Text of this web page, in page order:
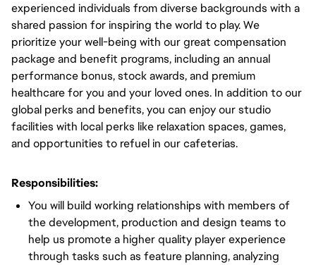
experienced individuals from diverse backgrounds with a
shared passion for inspiring the world to play. We
prioritize your well-being with our great compensation
package and benefit programs, including an annual
performance bonus, stock awards, and premium
healthcare for you and your loved ones. In addition to our
global perks and benefits, you can enjoy our studio
facilities with local perks like relaxation spaces, games,
and opportunities to refuel in our cafeterias.
Responsibilities:
You will build working relationships with members of
the development, production and design teams to
help us promote a higher quality player experience
through tasks such as feature planning, analyzing